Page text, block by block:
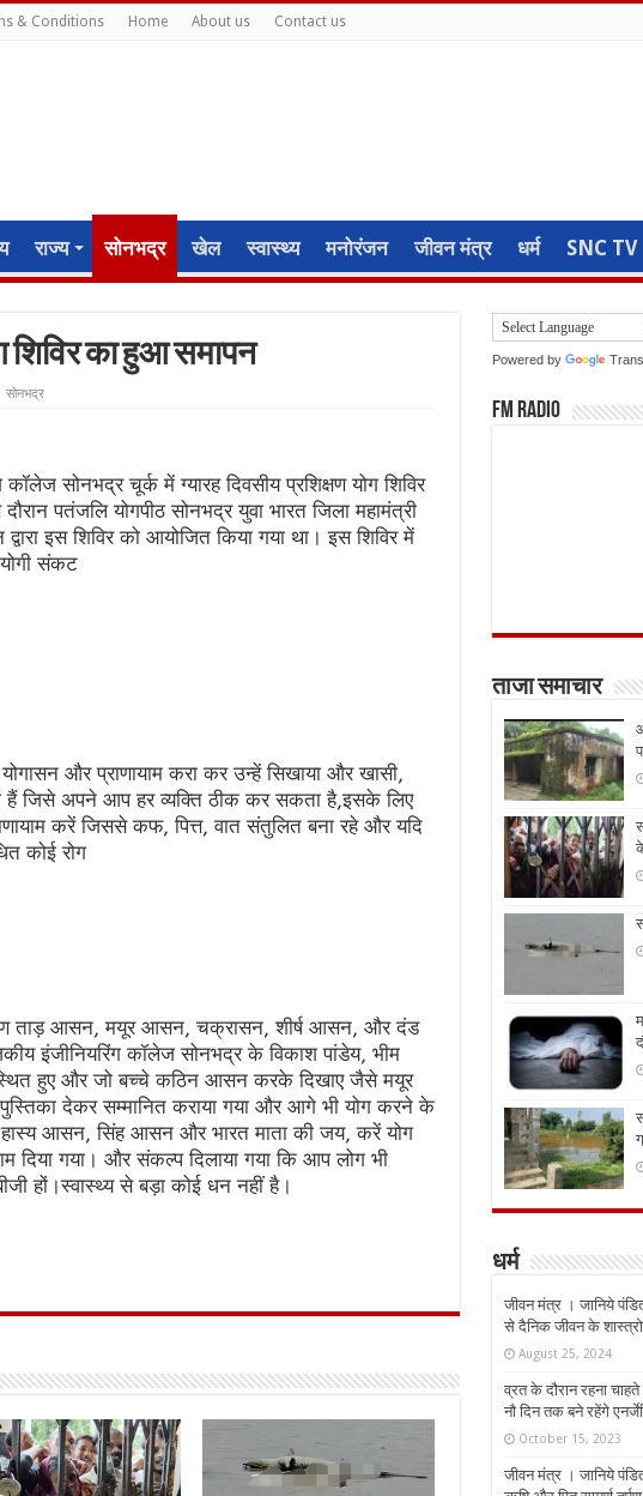
& Conditions Home About us Contact us
राज्य सोनभद्र खेल स्वास्थ्य मनोरंजन जीवन मंत्र धर्म SNC TV
शिविर का हुआ समापन
सोनभद्र
सोनभद्र चूर्क में ग्यारह दिवसीय प्रशिक्षण योग शिविर
पतंजलि योगपीठ सोनभद्र युवा भारत जिला महामंत्री
इस शिविर को आयोजित किया गया था। इस शिविर में
संकट
और प्राणायाम करा कर उन्हें सिखाया और खासी,
हैं जिसे अपने आप हर व्यक्ति ठीक कर सकता है,इसके लिए
करें जिससे कफ, पित्त, वात संतुलित बना रहे और यदि
कोई रोग
ताड़ आसन, मयूर आसन, चक्रासन, शीर्ष आसन, और दंड
इंजीनियरिंग कॉलेज सोनभद्र के विकाश पांडेय, भीम
हुए और जो बच्चे कठिन आसन करके दिखाए जैसे मयूर
देकर सम्मानित कराया गया और आगे भी योग करने के
आसन, सिंह आसन और भारत माता की जय, करें योग
दिया गया। और संकल्प दिलाया गया कि आप लोग भी
हों।स्वास्थ्य से बड़ा कोई धन नहीं है।
Powered by
FM Radio
ताजा समाचार
धर्म
जीवन मंत्र । जानिये
से दैनिक जीवन के
August 25, 2024
व्रत के दौरान रहना
नौ दिन तक बने रहेंगे
October 15, 2023
जीवन मंत्र । जानिये